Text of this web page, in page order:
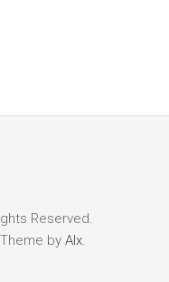
Reserved.
by Alx.